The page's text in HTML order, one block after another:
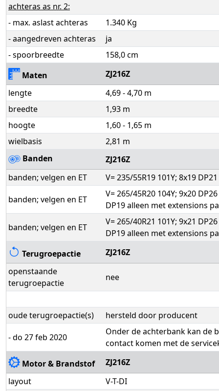
achteras as nr. 2:
- max. aslast achteras
1.340 Kg
- aangedreven achteras
ja
- spoorbreedte
158,0 cm
Maten
ZJ216Z
lengte
4,69 - 4,70 m
breedte
1,93 m
hoogte
1,60 - 1,65 m
wielbasis
2,81 m
Banden
ZJ216Z
banden; velgen en ET
V= 235/55R19 101Y; 8x19
banden; velgen en ET
V= 265/45R20 104Y; 9x20
DP19 alleen met extensions
banden; velgen en ET
V= 265/40R21 101Y; 9x21
DP19 alleen met extensions
Terugroepactie
ZJ216Z
openstaande
terugroepactie
nee
oude terugroepactie(s) hersteld door producent
- do 27 feb 2020
Onder de achterbank kan de
contact komen met de
Motor & Brandstof
ZJ216Z
layout
V-T-DI